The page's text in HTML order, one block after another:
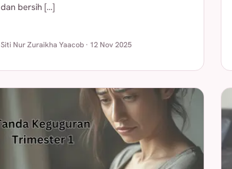
dan bersih […]
Siti Nur Zuraikha Yaacob · 12 Nov 2025